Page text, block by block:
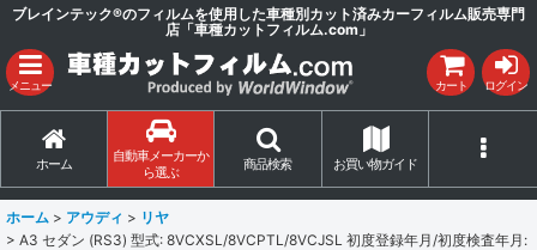
ブレインテック®のフィルムを使用した車種別カット済みカーフィルム販売専門
店「車種カットフィルム.com」
メニュー カート ログイン
ホーム
自動車メーカーか
ら選ぶ
商品検索 お買い物ガイド
ホーム > アウディ > リヤ
> A3 セダン (RS3) 型式: 8VCXSL/8VCPTL/8VCJSL 初度登録年月/初度検査年月: